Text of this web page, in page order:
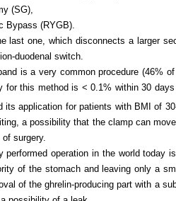
(SG),
Bypass (RYGB).
last one, which disconnects a larger
duodenal switch.
is a very common procedure (46%
for this method is < 0.1% within 30
its application for patients with BMI of
a possibility that the clamp can
surgery.
performed operation in the world
of the stomach and leaving only a
of the ghrelin-producing part with a